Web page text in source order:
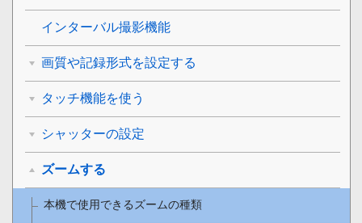
インターバル撮影機能
画質や記録形式を設定する
タッチ機能を使う
シャッターの設定
ズームする
本機で使用できるズームの種類